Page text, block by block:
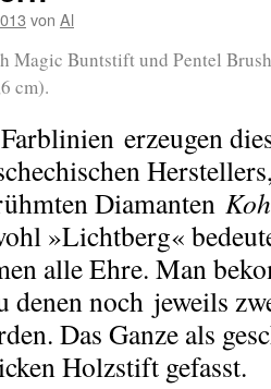
von Al
Magic Buntstift und Pentel
cm).
erzeugen
Diamanten
»Lichtberg«
alle Ehre. Man
denen noch jeweils
Das Ganze als
Holzstift gefasst.